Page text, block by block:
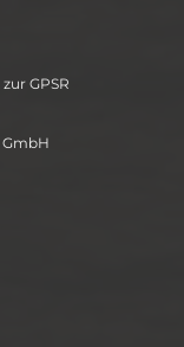
GPSR
GmbH